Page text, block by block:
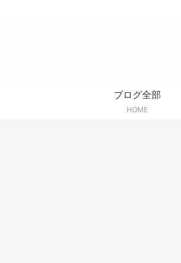
ブログ全部
HOME